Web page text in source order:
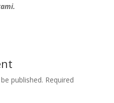
published. Required